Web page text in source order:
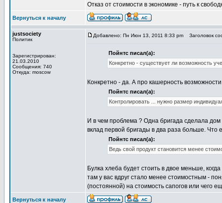
Отказ от стоимости в экономике - путь к
Вернуться к началу
justsociety
Политик
Зарегистрирован:
21.03.2010
Сообщения: 740
Откуда: moscow
Добавлено: Пн Июн 13, 2011 8:33 pm Заголовок
Пойнтс писал(а):
Конкретно - существует ли возможность
Конкретно - да. А про кашерность
Пойнтс писал(а):
Контролировать ... нужно размер
И в чем проблема ? Одна бригада сделала
вклад первой бригады в два раза больше. Что
Пойнтс писал(а):
Ведь свой продукт становится менее
Булка хлеба будет стоить в двое меньше,
там у вас вдруг стало менее стоимостным -
(постоянной) на стоимость сапогов или чего
Вернуться к началу